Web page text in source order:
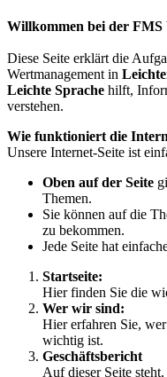
Willkommen bei der FMS
Diese Seite erklärt die
Wertmanagement in
Leichte Sprache hilft,
verstehen.
Wie funktioniert die
Unsere Internet-Seite ist
Oben auf der Seite
Themen.
Sie können auf die
zu bekommen.
Jede Seite hat
Startseite:
Hier finden Sie die
Wer wir sind:
Hier erfahren Sie,
wichtig ist.
Geschäftsbericht
Auf dieser Seite